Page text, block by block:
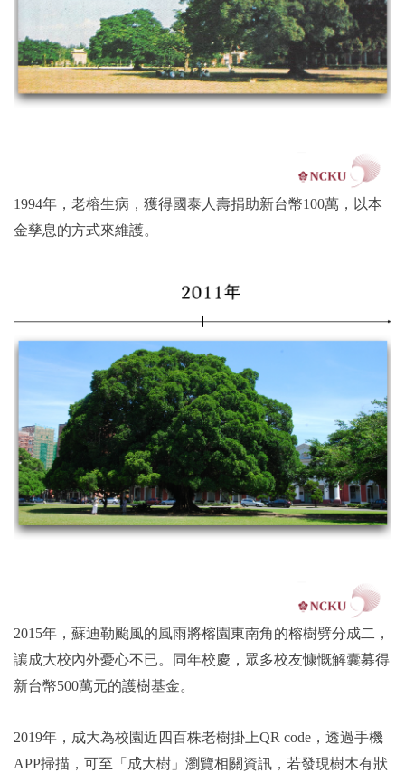
1994年，老榕生病，獲得國泰人壽捐助新台幣100萬，以本
金孳息的方式來維護。
2015年，蘇迪勒颱風的風雨將榕園東南角的榕樹劈分成二，
讓成大校內外憂心不已。同年校慶，眾多校友慷慨解囊募得
新台幣500萬元的護樹基金。
2019年，成大為校園近四百株老樹掛上QR code，透過手機
APP掃描，可至「成大樹」瀏覽相關資訊，若發現樹木有狀